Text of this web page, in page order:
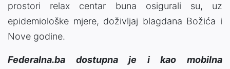
prostori relax centar buna osigurali su, uz
epidemiološke mjere, doživljaj blagdana Božića i
Nove godine.
Federalna.ba dostupna je i kao mobilna